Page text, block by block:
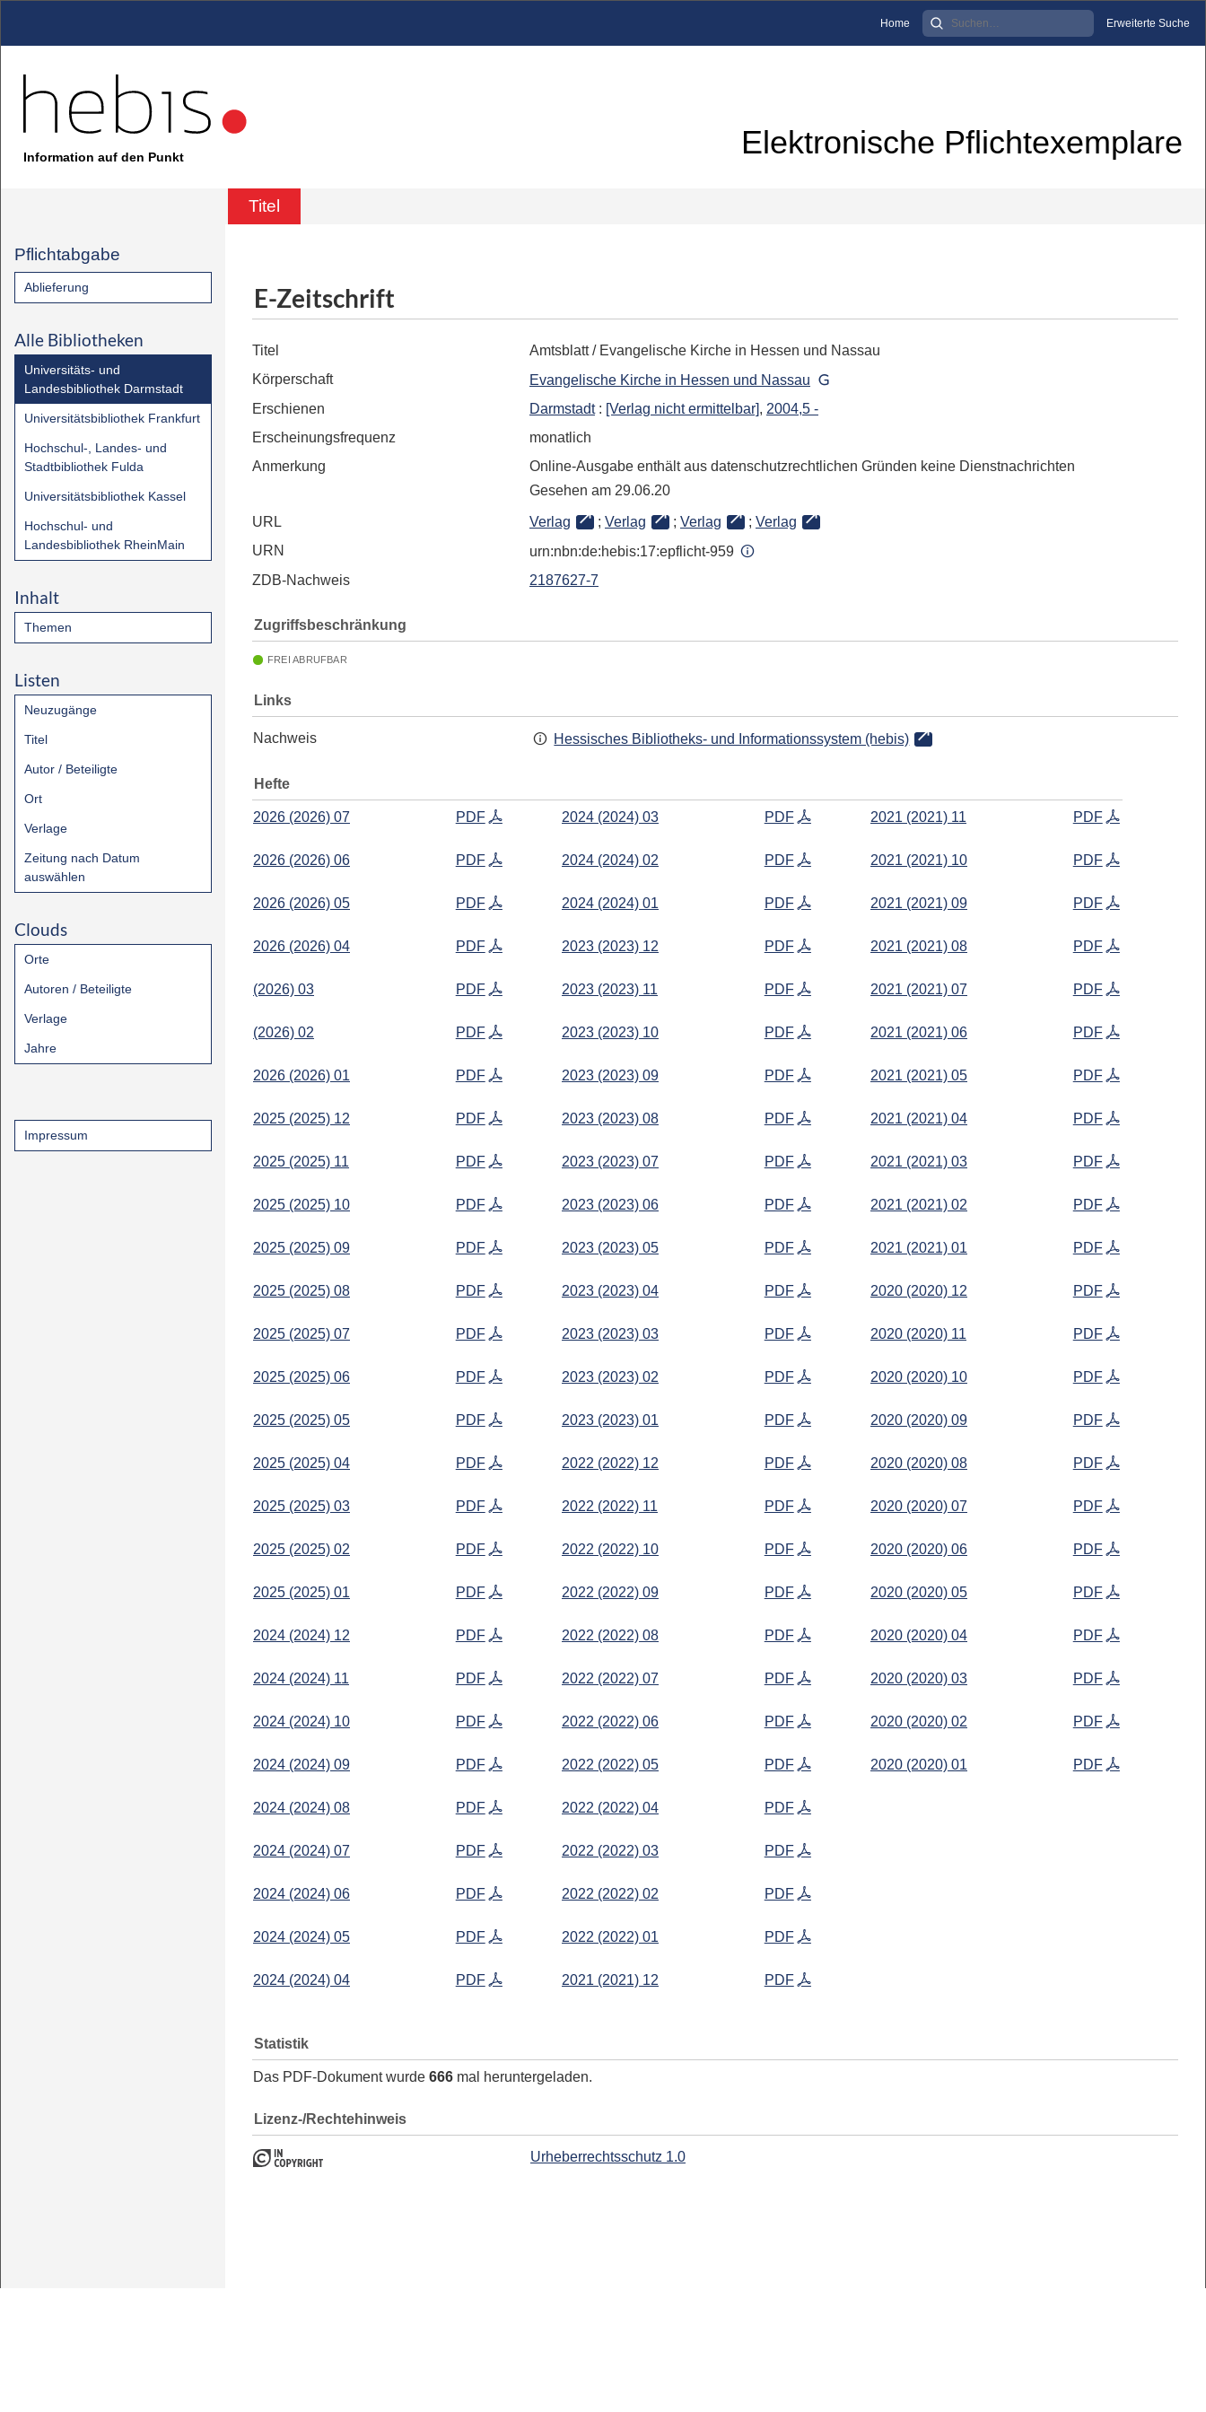
Home Erweiterte Suche
Information auf den Punkt Elektronische Pflichtexemplare
Titel
Pflichtabgabe
Ablieferung
Alle Bibliotheken
Universitäts- und
Landesbibliothek Darmstadt
Universitätsbibliothek Frankfurt
Hochschul-, Landes- und
Stadtbibliothek Fulda
Universitätsbibliothek Kassel
Hochschul- und
Landesbibliothek RheinMain
Inhalt
Themen
Listen
Neuzugänge
Titel
Autor / Beteiligte
Ort
Verlage
Zeitung nach Datum
auswählen
Clouds
Orte
Autoren / Beteiligte
Verlage
Jahre
Impressum
E-Zeitschrift
Titel Amtsblatt/ Evangelische Kirche in Hessen und Nassau
Körperschaft
Evangelische Kirche in Hessen und Nassau
Erschienen
Darmstadt: [Verlag nicht ermittelbar], 2004,5 -
Erscheinungsfrequenz
monatlich
Anmerkung
Online-Ausgabe enthält aus datenschutzrechtlichen Gründen keine Dienstnachrichten
Gesehen am 29.06.20
URL Verlag ; Verlag ; Verlag ; Verlag
URN
urn:nbn:de:hebis:17:epflicht-959
ZDB-Nachweis
2187627-7
Zugriffsbeschränkung
FREI ABRUFBAR
Links
Nachweis Hessisches Bibliotheks- und Informationssystem (hebis)
Hefte
PDF
2026 (2026) 07
PDF
2026 (2026) 06
PDF
2026 (2026) 05
PDF
2026 (2026) 04
PDF
(2026) 03
PDF
(2026) 02
PDF
2026 (2026) 01
PDF
2025 (2025) 12
PDF
2025 (2025) 11
PDF
2025 (2025) 10
PDF
2025 (2025) 09
PDF
2025 (2025) 08
PDF
2025 (2025) 07
PDF
2025 (2025) 06
PDF
2025 (2025) 05
PDF
2025 (2025) 04
PDF
2025 (2025) 03
PDF
2025 (2025) 02
PDF
2025 (2025) 01
PDF
2024 (2024) 12
PDF
2024 (2024) 11
PDF
2024 (2024) 10
PDF
2024 (2024) 09
PDF
2024 (2024) 08
PDF
2024 (2024) 07
PDF
2024 (2024) 06
PDF
2024 (2024) 05
PDF
2024 (2024) 04
PDF
2024 (2024) 03
PDF
2024 (2024) 02
PDF
2024 (2024) 01
PDF
2023 (2023) 12
PDF
2023 (2023) 11
PDF
2023 (2023) 10
PDF
2023 (2023) 09
PDF
2023 (2023) 08
PDF
2023 (2023) 07
PDF
2023 (2023) 06
PDF
2023 (2023) 05
PDF
2023 (2023) 04
PDF
2023 (2023) 03
PDF
2023 (2023) 02
PDF
2023 (2023) 01
PDF
2022 (2022) 12
PDF
2022 (2022) 11
PDF
2022 (2022) 10
PDF
2022 (2022) 09
PDF
2022 (2022) 08
PDF
2022 (2022) 07
PDF
2022 (2022) 06
PDF
2022 (2022) 05
PDF
2022 (2022) 04
PDF
2022 (2022) 03
PDF
2022 (2022) 02
PDF
2022 (2022) 01
PDF
2021 (2021) 12
PDF
2021 (2021) 11
PDF
2021 (2021) 10
PDF
2021 (2021) 09
PDF
2021 (2021) 08
PDF
2021 (2021) 07
PDF
2021 (2021) 06
PDF
2021 (2021) 05
PDF
2021 (2021) 04
PDF
2021 (2021) 03
PDF
2021 (2021) 02
PDF
2021 (2021) 01
PDF
2020 (2020) 12
PDF
2020 (2020) 11
PDF
2020 (2020) 10
PDF
2020 (2020) 09
PDF
2020 (2020) 08
PDF
2020 (2020) 07
PDF
2020 (2020) 06
PDF
2020 (2020) 05
PDF
2020 (2020) 04
PDF
2020 (2020) 03
PDF
2020 (2020) 02
PDF
2020 (2020) 01
Statistik
Das PDF-Dokument wurde 666 mal heruntergeladen.
Lizenz-/Rechtehinweis
Urheberrechtsschutz 1.0